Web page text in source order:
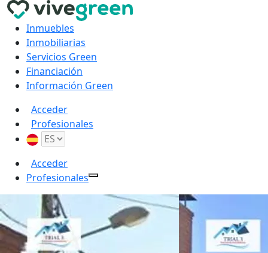
Inmuebles
Inmobiliarias
Servicios Green
Financiación
Información Green
Acceder
Profesionales
Acceder
Profesionales